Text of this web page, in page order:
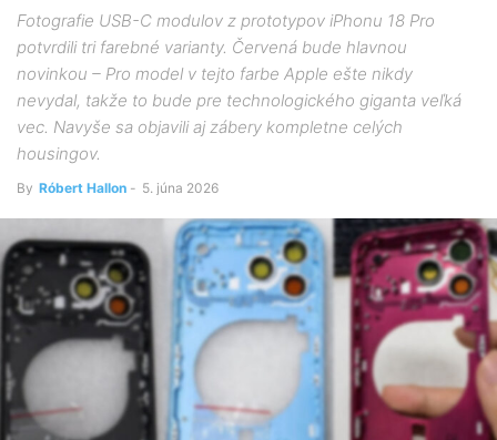
Fotografie USB-C modulov z prototypov iPhonu 18 Pro
potvrdili tri farebné varianty. Červená bude hlavnou
novinkou – Pro model v tejto farbe Apple ešte nikdy
nevydal, takže to bude pre technologického giganta veľká
vec. Navyše sa objavili aj zábery kompletne celých
housingov.
By Róbert Hallon - 5. júna 2026